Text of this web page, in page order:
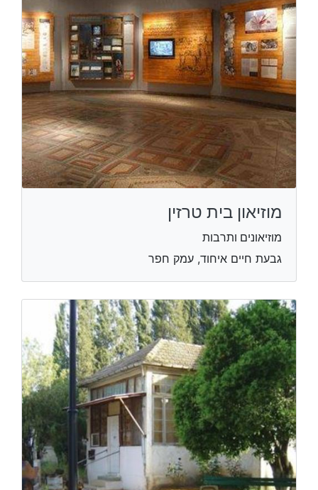
מוזיאון בית טרזין
מוזיאונים ותרבות
גבעת חיים איחוד, עמק חפר